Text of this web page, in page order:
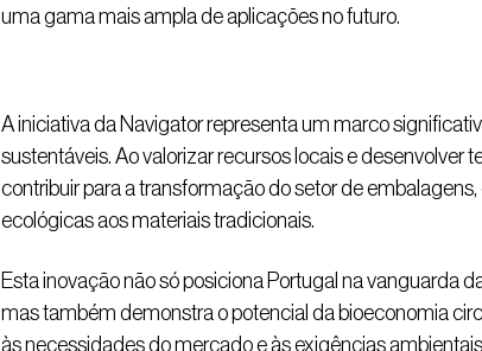
uma gama mais ampla de aplicações no futuro.
A iniciativa da Navigator representa um marco
sustentáveis. Ao valorizar recursos locais e desenvolver
contribuir para a transformação do setor de
ecológicas aos materiais tradicionais.
Esta inovação não só posiciona Portugal na vanguarda
mas também demonstra o potencial da bioeconomia
às necessidades do mercado e às exigências